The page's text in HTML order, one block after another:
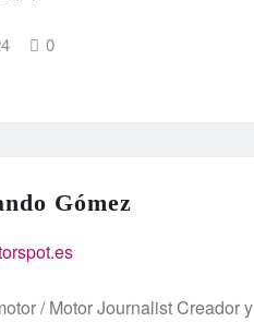
0
Gómez
/ Motor Journalist Creador